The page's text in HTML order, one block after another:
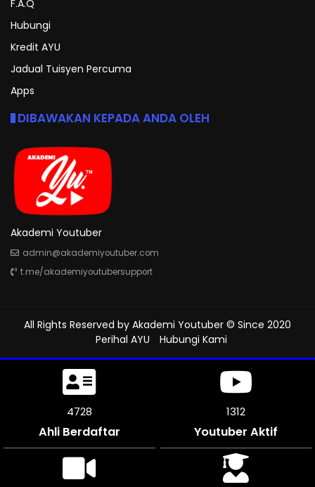
Hubungi
Kredit AYU
Jadual Tuisyen Percuma
Apps
DIBAWAKAN KEPADA ANDA OLEH
Akademi Youtuber
admin@akademiyoutuber.com
t.me/akademiyoutubersupport
All Rights Reserved by Akademi Youtuber © Since 2020
Perihal AYU
Hubungi Kami
5103
Ahli Berdaftar
1312
Youtuber Aktif